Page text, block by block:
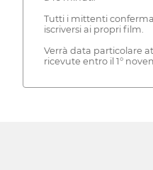
Tutti i mittenti
iscriversi ai propri film.
Verrà data particolare
ricevute entro il 1°